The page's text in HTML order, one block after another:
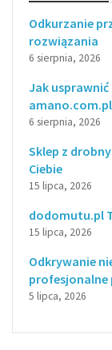
Odkurzanie
rozwiązania
6 sierpnia, 2026
Jak usprawnić
6 sierpnia, 2026
Sklep z
Ciebie
15 lipca, 2026
dodomutu.pl
15 lipca, 2026
Odkrywanie
profesjonalne
5 lipca, 2026